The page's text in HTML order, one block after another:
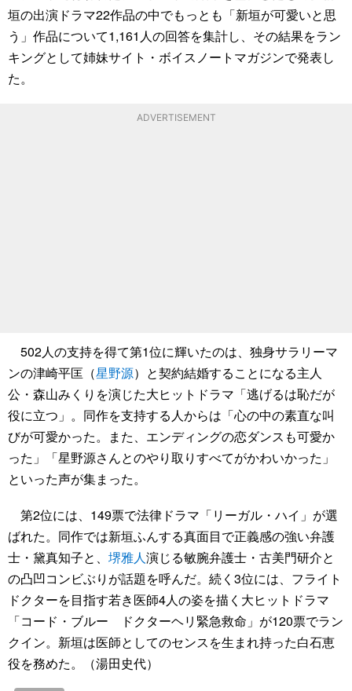
垣の出演ドラマ22作品の中でもっとも「新垣が可愛いと思
う」作品について1,161人の回答を集計し、その結果をラン
キングとして姉妹サイト・ボイスノートマガジンで発表し
た。
ADVERTISEMENT
502人の支持を得て第1位に輝いたのは、独身サラリーマ
ンの津崎平匡（星野源）と契約結婚することになる主人
公・森山みくりを演じた大ヒットドラマ「逃げるは恥だが
役に立つ」。同作を支持する人からは「心の中の素直な叫
びが可愛かった。また、エンディングの恋ダンスも可愛か
った」「星野源さんとのやり取りすべてがかわいかった」
といった声が集まった。
第2位には、149票で法律ドラマ「リーガル・ハイ」が選
ばれた。同作では新垣ふんする真面目で正義感の強い弁護
士・黛真知子と、 堺雅人演じる敏腕弁護士・古美門研介と
の凸凹コンビぶりが話題を呼んだ。続く3位には、フライト
ドクターを目指す若き医師4人の姿を描く大ヒットドラマ
「コード・ブルー ドクターヘリ緊急救命」が120票でラン
クイン。新垣は医師としてのセンスを生まれ持った白石恵
役を務めた。（湯田史代）